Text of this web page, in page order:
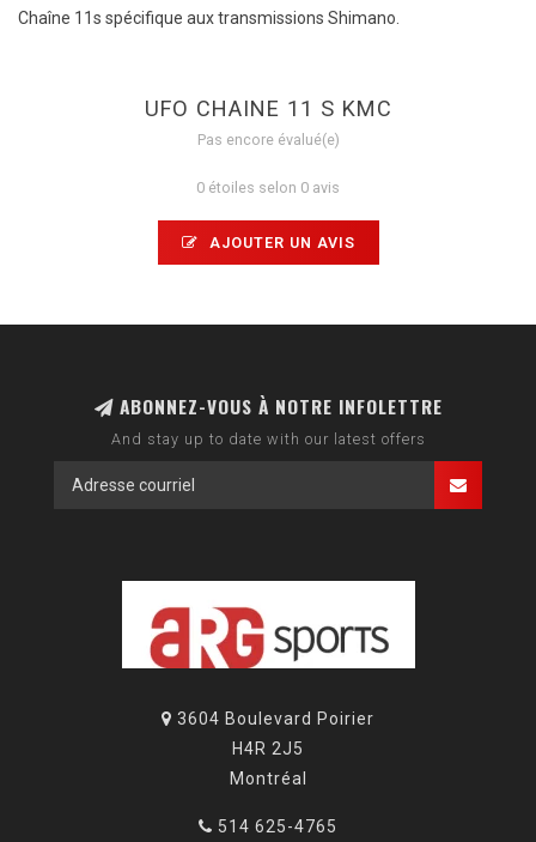
Chaîne 11s spécifique aux transmissions Shimano.
UFO CHAINE 11 S KMC
Pas encore évalué(e)
0 étoiles selon 0 avis
AJOUTER UN AVIS
ABONNEZ-VOUS À NOTRE INFOLETTRE
And stay up to date with our latest offers
3604 Boulevard Poirier
H4R 2J5
Montréal
514 625-4765